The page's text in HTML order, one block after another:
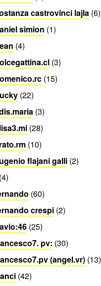
castrovinci lajla (6)
simion (1)
(4)
(3)
(15)
(22)
(3)
(28)
(10)
flajani galli (2)
(4)
(60)
crespi (2)
(25)
pv: (30)
(angel.vr) (13)
(42)